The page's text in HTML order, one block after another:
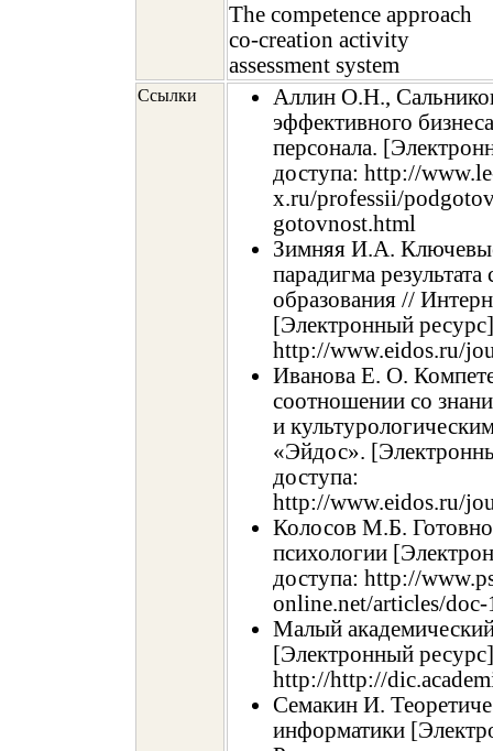
The competence approach
co-creation activity
assessment system
Ссылки
Аллин О.Н.,
эффективного
персонала.
доступа: http://
x.ru/professii/
gotovnost.html
Зимняя И.А.
парадигма
образования //
[Электронный
http://www.eidos.ru/
Иванова Е. О.
соотношении со
и
«Эйдос».
доступа:
http://www.eidos.ru/
Колосов М.Б.
психологии
доступа: http://
online.net/articles/
Малый
[Электронный
http://http://
Семакин И.
информатики